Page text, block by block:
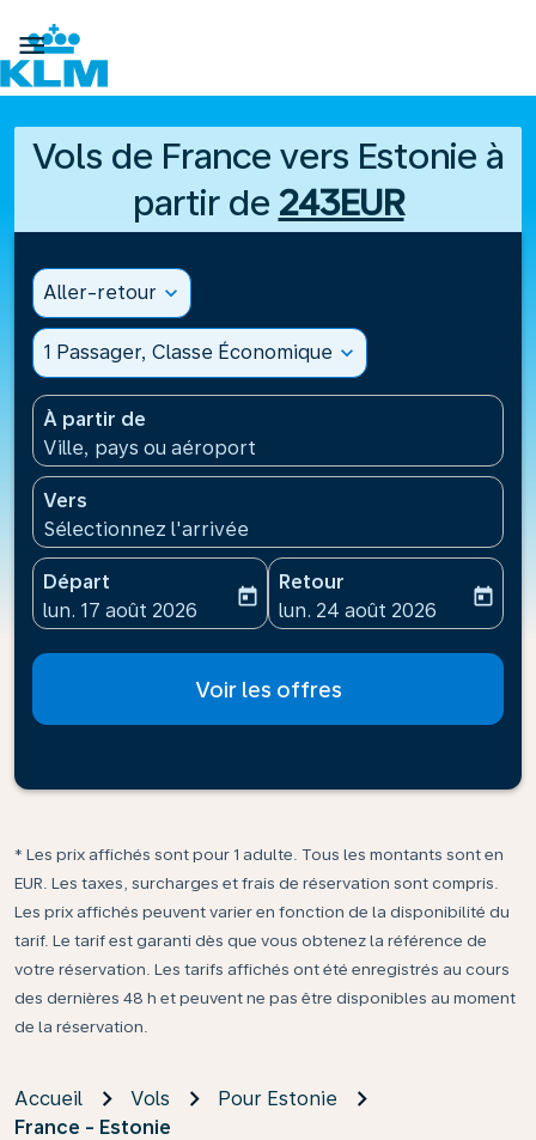

Vols de France vers Estonie à
partir de 243EUR
Aller-retour expand_more
1 Passager, Classe Économique expand_more
À partir de
Ville, pays ou aéroport
Vers
Sélectionnez l'arrivée
Départ
fc-booking-departure-date-aria-label
lun. 17 août 2026
today
Retour
fc-booking-return-date-
lun. 24 août 2026
today
Voir les offres
* Les prix affichés sont pour 1 adulte. Tous les montants sont en
EUR. Les taxes, surcharges et frais de réservation sont compris.
Les prix affichés peuvent varier en fonction de la disponibilité du
tarif. Le tarif est garanti dès que vous obtenez la référence de
votre réservation. Les tarifs affichés ont été enregistrés au cours
des dernières 48 h et peuvent ne pas être disponibles au moment
de la réservation.
Accueil Vols
Pour Estonie
France - Estonie